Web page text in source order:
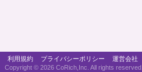
利用規約 プライバシーポリシー 運営会社
Copyright © 2026 CoRich,Inc. All rights reserved.